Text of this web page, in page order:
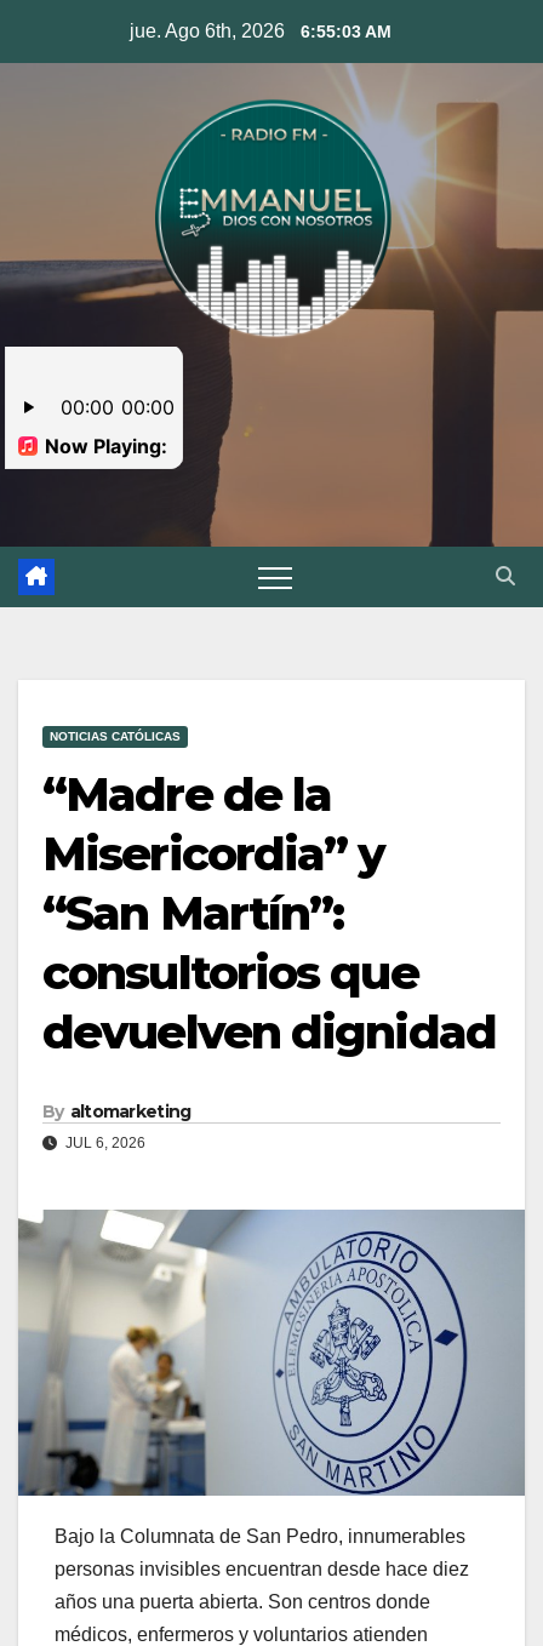
jue. Ago 6th, 2026 6:55:04 AM
NOTICIAS CATÓLICAS
“Madre de la
Misericordia” y
“San Martín”:
consultorios que
devuelven dignidad
By altomarketing
JUL 6, 2026
Bajo la Columnata de San Pedro, innumerables
personas invisibles encuentran desde hace diez
años una puerta abierta. Son centros donde
médicos, enfermeros y voluntarios atienden